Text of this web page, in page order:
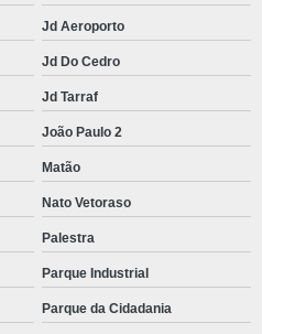
Jd Aeroporto
Jd Do Cedro
Jd Tarraf
João Paulo 2
Matão
Nato Vetoraso
Palestra
Parque Industrial
Parque da Cidadania